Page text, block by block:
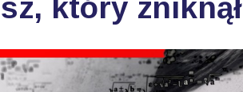
który zniknął